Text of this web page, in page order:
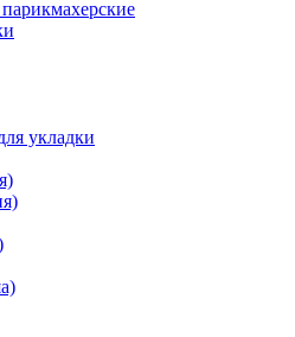
укладки